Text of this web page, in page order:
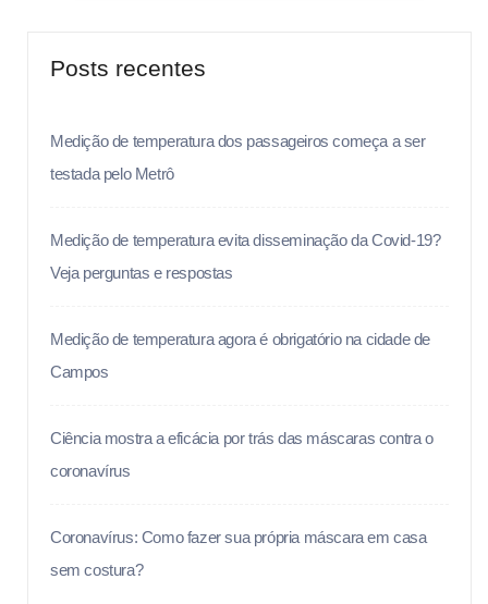
Posts recentes
Medição de temperatura dos passageiros começa a ser
testada pelo Metrô
Medição de temperatura evita disseminação da Covid-19?
Veja perguntas e respostas
Medição de temperatura agora é obrigatório na cidade de
Campos
Ciência mostra a eficácia por trás das máscaras contra o
coronavírus
Coronavírus: Como fazer sua própria máscara em casa
sem costura?